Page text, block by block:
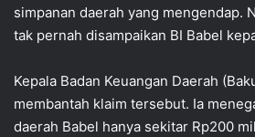
simpanan daerah yang mengendap.
tak pernah disampaikan BI Babel
Kepala Badan Keuangan Daerah
membantah klaim tersebut. Ia
daerah Babel hanya sekitar Rp200